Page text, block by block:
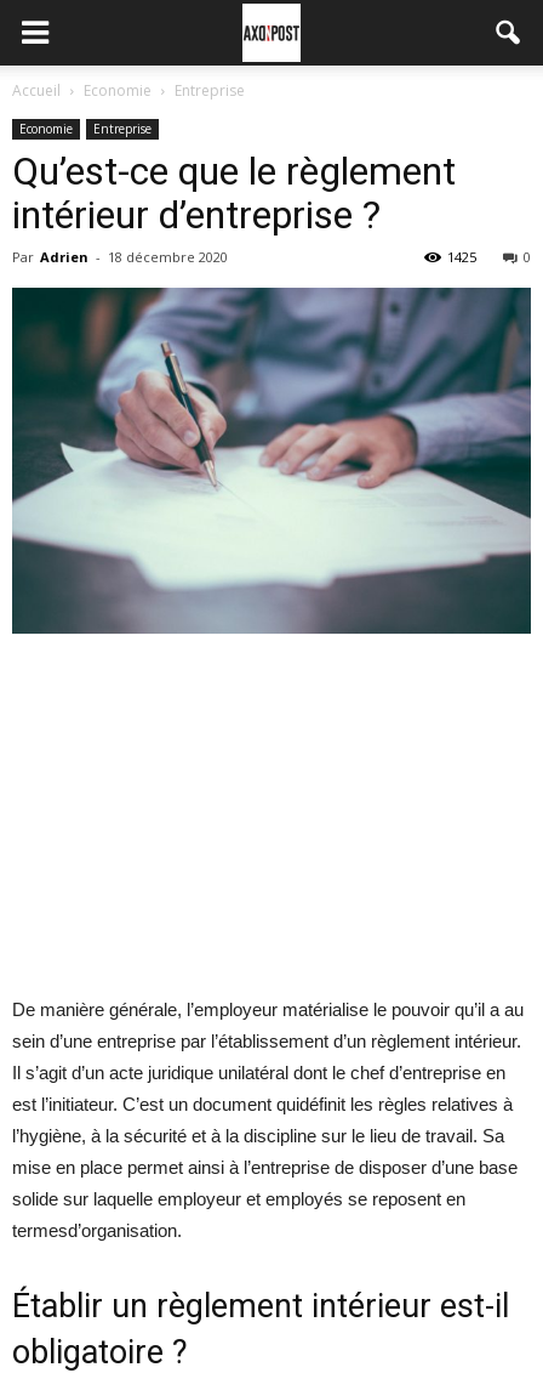
Accueil Economie Entreprise
Economie Entreprise
Qu’est-ce que le règlement
intérieur d’entreprise ?
Par Adrien - 18 décembre 2020 0
1425
De manière générale, l’employeur matérialise le pouvoir qu’il a au
sein d’une entreprise par l’établissement d’un règlement intérieur.
Il s’agit d’un acte juridique unilatéral dont le chef d’entreprise en
est l’initiateur. C’est un document quidéfinit les règles relatives à
l’hygiène, à la sécurité et à la discipline sur le lieu de travail. Sa
mise en place permet ainsi à l’entreprise de disposer d’une base
solide sur laquelle employeur et employés se reposent en
termesd’organisation.
Établir un règlement intérieur est-il
obligatoire ?